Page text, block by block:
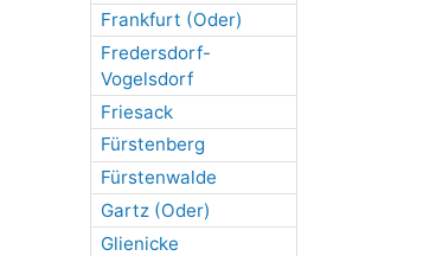
Frankfurt (Oder)
Fredersdorf-
Vogelsdorf
Friesack
Fürstenberg
Fürstenwalde
Gartz (Oder)
Glienicke